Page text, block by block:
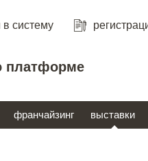
в систему
платформе
франчайзинг выставки